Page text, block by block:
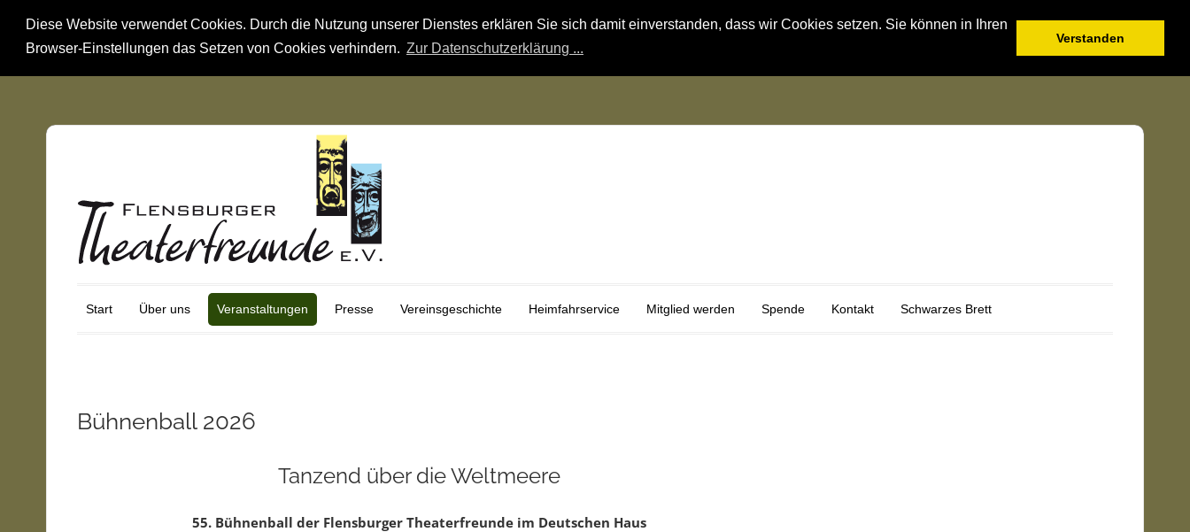
Diese Website verwendet Cookies. Durch die Nutzung unserer Dienstes erklären Sie sich damit einverstanden, dass wir Cookies setzen. Sie können in Ihren
Browser-Einstellungen das Setzen von Cookies verhindern. Zur Datenschutzerklärung ...
Verstanden
Start Über uns Veranstaltungen Presse Vereinsgeschichte Heimfahrservice Mitglied werden Spende Kontakt Schwarzes Brett
Bühnenball 2026
Tanzend über die Weltmeere
55. Bühnenball der Flensburger Theaterfreunde im Deutschen Haus